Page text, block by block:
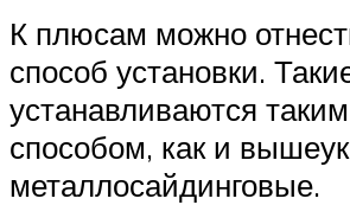
К плюсам можно
способ установки.
устанавливаются
способом, как и
металлосайдинговые.